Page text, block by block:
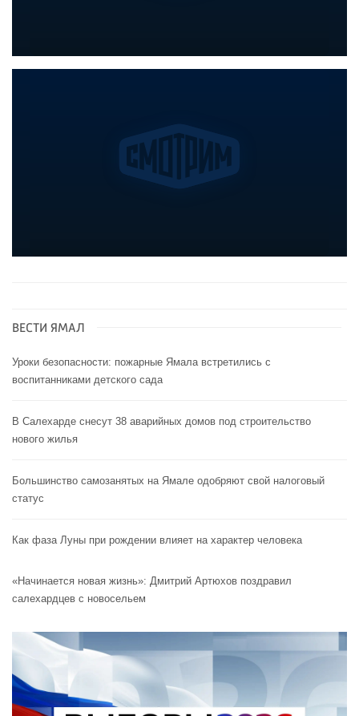
ВЕСТИ ЯМАЛ
Уроки безопасности: пожарные Ямала встретились с
воспитанниками детского сада
В Салехарде снесут 38 аварийных домов под строительство
нового жилья
Большинство самозанятых на Ямале одобряют свой налоговый
статус
Как фаза Луны при рождении влияет на характер человека
«Начинается новая жизнь»: Дмитрий Артюхов поздравил
салехардцев с новосельем